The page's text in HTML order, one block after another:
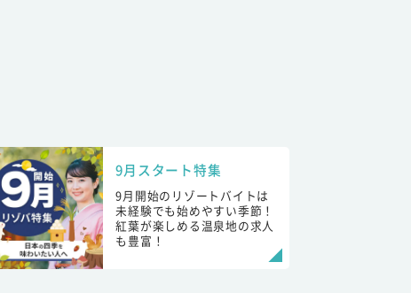
9月スタート特集
9月開始のリゾートバイトは
未経験でも始めやすい季節！
紅葉が楽しめる温泉地の求人
も豊富！